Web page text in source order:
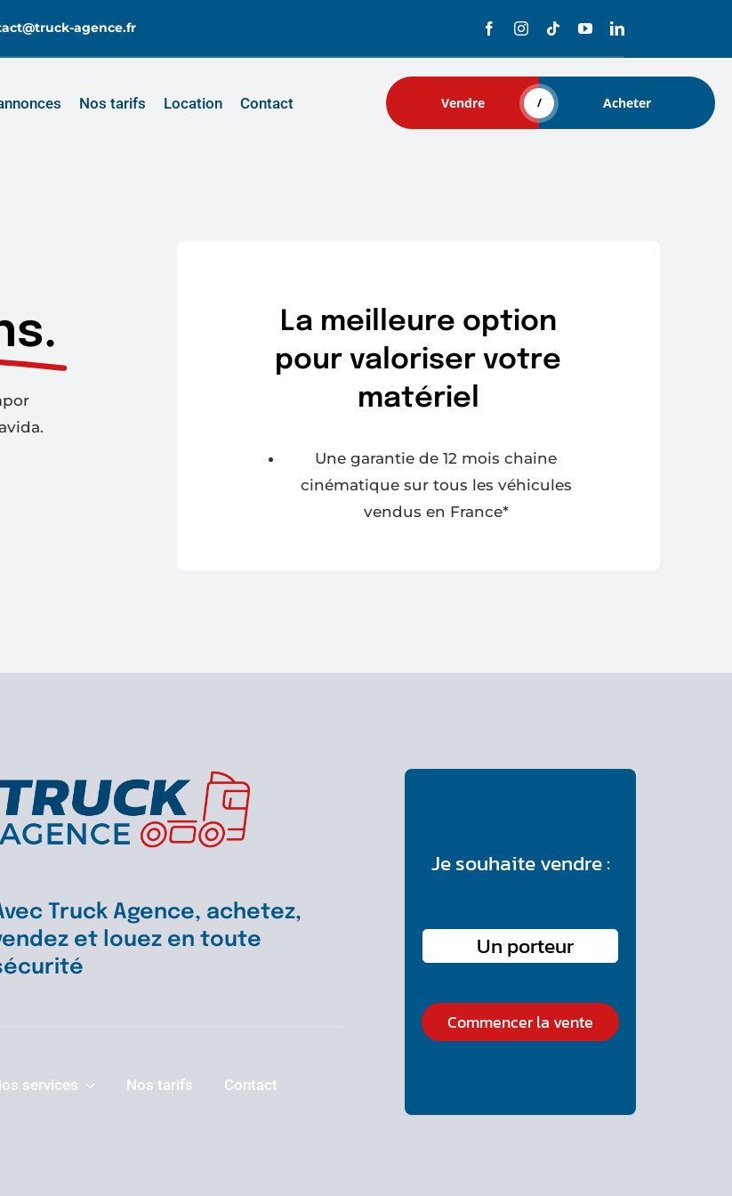
agence.fr
Nos tarifs Location Contact Vendre Acheter
/
La meilleure option
pour valoriser votre
matériel
Une garantie de 12 mois chaine
cinématique sur tous les véhicules
vendus en France*
Truck Agence, achetez,
et louez en toute
services Nos tarifs Contact
Je souhaite vendre :
Commencer la vente